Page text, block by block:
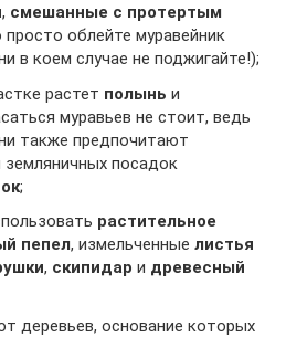
, смешанные с протертым
просто облейте муравейник
в коем случае не поджигайте!);
растет полынь и
муравьев не стоит, ведь
также предпочитают
земляничных посадок
;
растительное
пепел, измельченные листья
, скипидар и древесный
деревьев, основание которых